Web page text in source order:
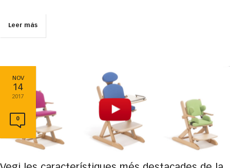
Leer más
NOV
14
2017
0